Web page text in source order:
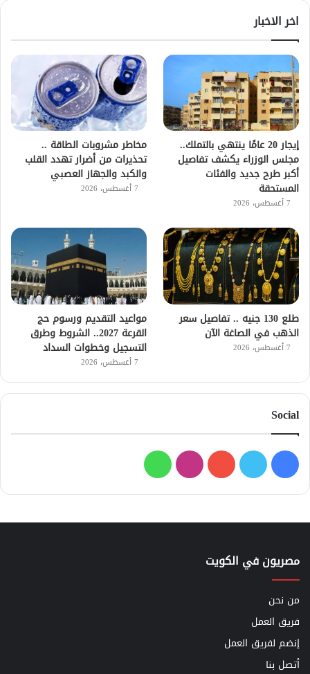
اخر الاخبار
إيجار 20 عامًا ينتهي بالتملك..
مجلس الوزراء يكشف تفاصيل
أكبر طرح جديد والفئات
المستحقة
7 أغسطس، 2026
مخاطر مشروبات الطاقة ..
تحذيرات من أضرار تهدد القلب
والكبد والجهاز العصبي
7 أغسطس، 2026
طلع 130 جنيه .. تفاصيل سعر
الذهب في الصاغة الآن
7 أغسطس، 2026
مواعيد التقديم ورسوم حج
القرعة 2027.. الشروط وطرق
التسجيل وخطوات السداد
7 أغسطس، 2026
Social
فيسبوك
تويتر يوتيوبانستقرامواتساب
مصريون في الكويت
من نحن
فريق العمل
إنضم لفريق العمل
أتصل بنا